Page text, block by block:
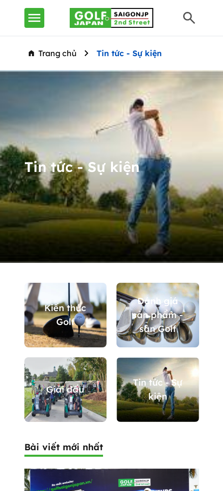
Trang chủ Tin tức - Sự kiện
Tin tức - Sự kiện
Kiến thức
Golf
Đánh giá
sản phẩm -
sân Golf
Giải đấu
Tin tức - Sự
kiện
Bài viết mới nhất